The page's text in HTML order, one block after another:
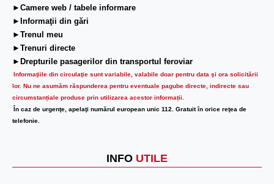
►Camere web / tabele informare
►Informaţii din gări
►Trenul meu
►Trenuri directe
►Drepturile pasagerilor din transportul feroviar
Informaţiile din circulaţie sunt variabile, valabile doar pentru data şi ora solicitării
lor. Nu ne asumăm răspunderea pentru eventuale pagube directe, indirecte sau
circumstanțiale produse prin utilizarea acestor informații.
În caz de urgenţe, apelaţi numărul european unic 112. Gratuit în orice reţea de
telefonie.
INFO UTILE